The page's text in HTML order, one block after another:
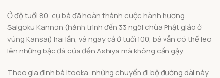
Ở độ tuổi 80, cụ bà đã hoàn thành cuộc hành hương
Saigoku Kannon (hành trình đến 33 ngôi chùa Phật giáo ở
vùng Kansai) hai lần, và ngay cả ở tuổi 100, bà vẫn có thể leo
lên những bậc đá của đền Ashiya mà không cần gậy.
Theo gia đình bà Itooka, những chuyến đi bộ đường dài này